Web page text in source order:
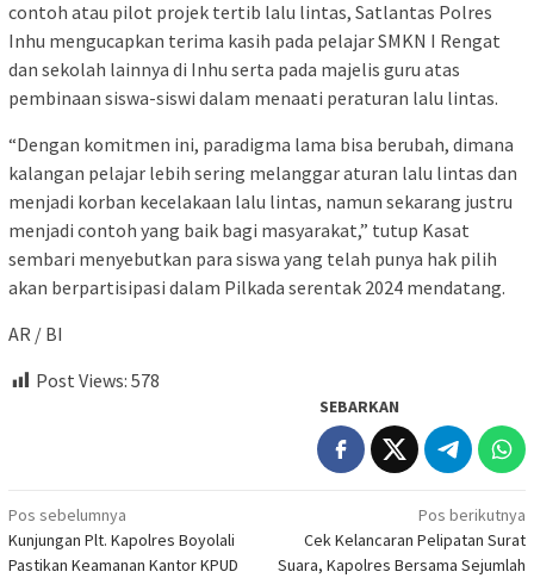
contoh atau pilot projek tertib lalu lintas, Satlantas Polres
Inhu mengucapkan terima kasih pada pelajar SMKN I Rengat
dan sekolah lainnya di Inhu serta pada majelis guru atas
pembinaan siswa-siswi dalam menaati peraturan lalu lintas.
“Dengan komitmen ini, paradigma lama bisa berubah, dimana
kalangan pelajar lebih sering melanggar aturan lalu lintas dan
menjadi korban kecelakaan lalu lintas, namun sekarang justru
menjadi contoh yang baik bagi masyarakat,” tutup Kasat
sembari menyebutkan para siswa yang telah punya hak pilih
akan berpartisipasi dalam Pilkada serentak 2024 mendatang.
AR / BI
Post Views: 578
SEBARKAN
Navigasi
pos
Pos sebelumnya
Kunjungan Plt. Kapolres Boyolali
Pastikan Keamanan Kantor KPUD
Pos berikutnya
Cek Kelancaran Pelipatan Surat
Suara, Kapolres Bersama Sejumlah